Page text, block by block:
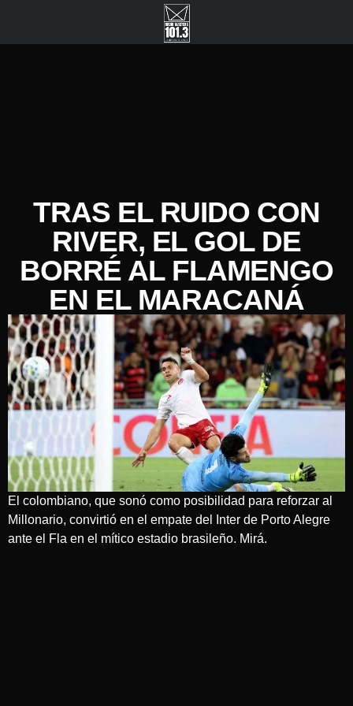
TRAS EL RUIDO CON
RIVER, EL GOL DE
BORRÉ AL FLAMENGO
EN EL MARACANÁ
El colombiano, que sonó como posibilidad para reforzar al
Millonario, convirtió en el empate del Inter de Porto Alegre
ante el Fla en el mítico estadio brasileño. Mirá.